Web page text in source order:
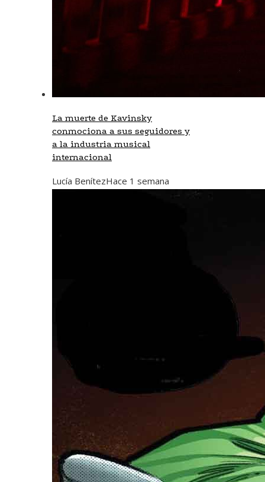
La muerte de Kavinsky
conmociona a sus seguidores y
a la industria musical
internacional
Lucía BenítezHace 1 semana